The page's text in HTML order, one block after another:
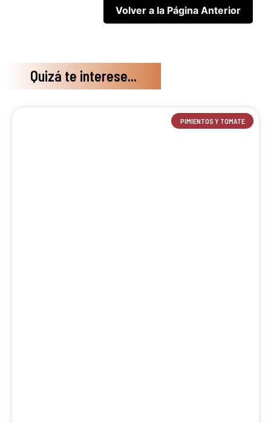
Quizá te interese...
PIMIENTOS Y TOMATE